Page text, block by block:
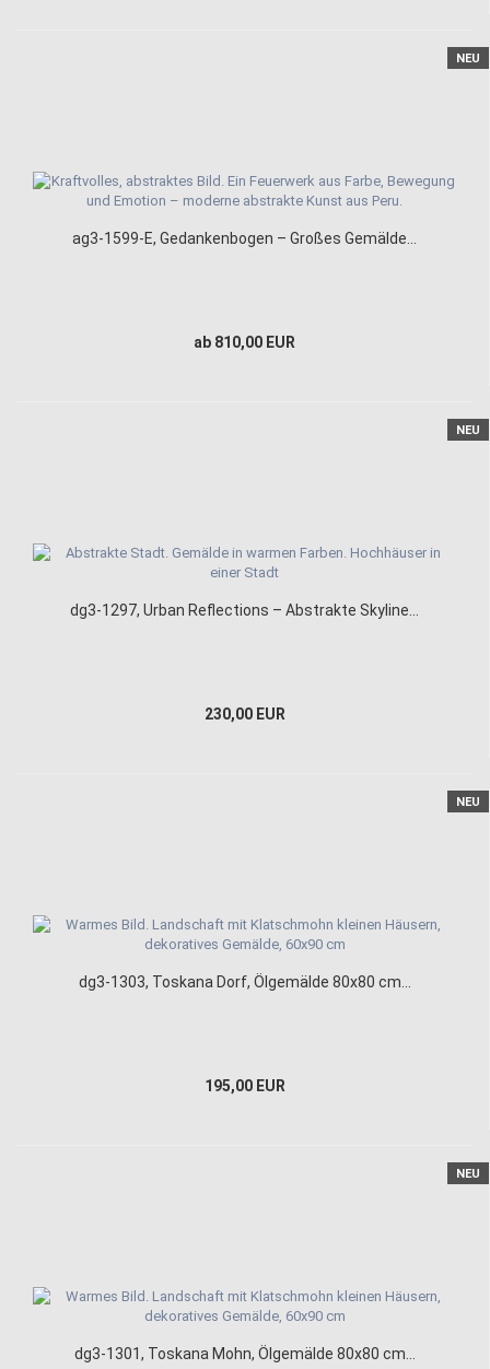
NEU
ag3-1599-E, Gedankenbogen – Großes Gemälde...
ab 810,00 EUR
NEU
dg3-1297, Urban Reflections – Abstrakte Skyline...
230,00 EUR
NEU
dg3-1303, Toskana Dorf, Ölgemälde 80x80 cm...
195,00 EUR
NEU
dg3-1301, Toskana Mohn, Ölgemälde 80x80 cm...